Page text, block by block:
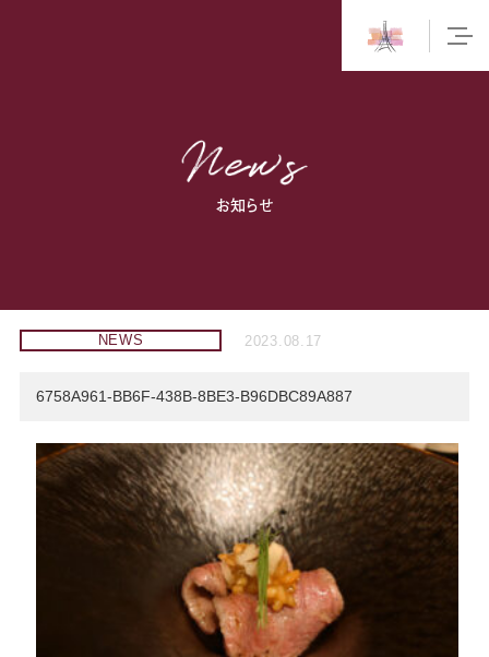
お知らせ
NEWS 2023.08.17
6758A961-BB6F-438B-8BE3-B96DBC89A887